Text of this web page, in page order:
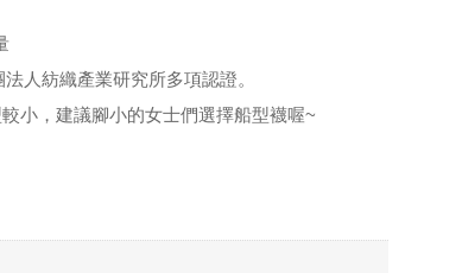
人紡織產業研究所多項認證。
小，建議腳小的女士們選擇船型襪喔~